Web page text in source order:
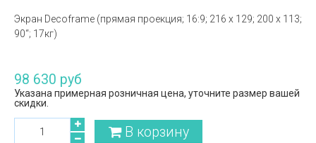
Экран Decoframe (прямая проекция; 16:9; 216 x 129; 200 x 113;
90“; 17кг)
98 630 руб
Указана примерная розничная цена, уточните размер вашей
скидки.
В корзину